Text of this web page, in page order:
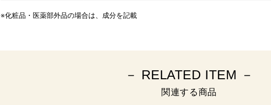
※化粧品・医薬部外品の場合は、成分を記載
－ RELATED ITEM －
関連する商品